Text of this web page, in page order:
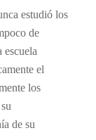
estudió los
de
escuela
el
los
de su